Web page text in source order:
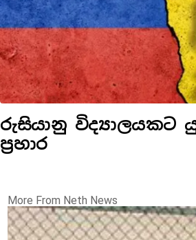
රුසියානු විද්‍යාලයකට
ප්‍රහාර‍
More From Neth News